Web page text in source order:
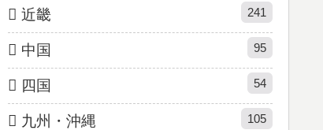
近畿 241
中国 95
四国 54
九州・沖縄 105